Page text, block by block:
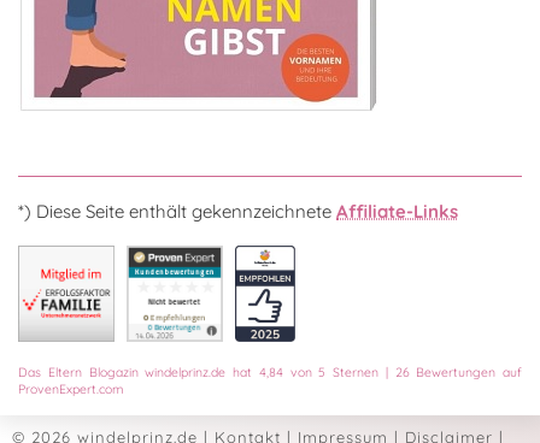
*) Diese Seite enthält gekennzeichnete Affiliate-Links
Das Eltern Blogazin windelprinz.de hat 4,84von5 Sternen | 26Bewertungen auf
ProvenExpert.com
© 2026 windelprinz.de | Kontakt | Impressum | Disclaimer |